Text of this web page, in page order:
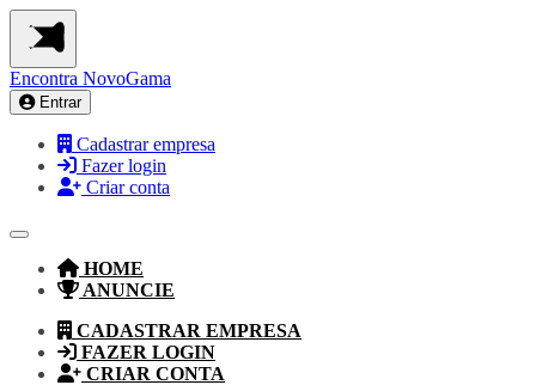
Encontra NovoGama
Entrar
Cadastrar empresa
Fazer login
Criar conta
HOME
ANUNCIE
CADASTRAR EMPRESA
FAZER LOGIN
CRIAR CONTA